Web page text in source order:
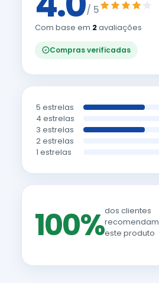
/ 5
Com base em 2avaliações
Compras verificadas
5 estrelas
4 estrelas
3 estrelas
2 estrelas
1 estrelas
100%dos clientes
recomendam
este produto